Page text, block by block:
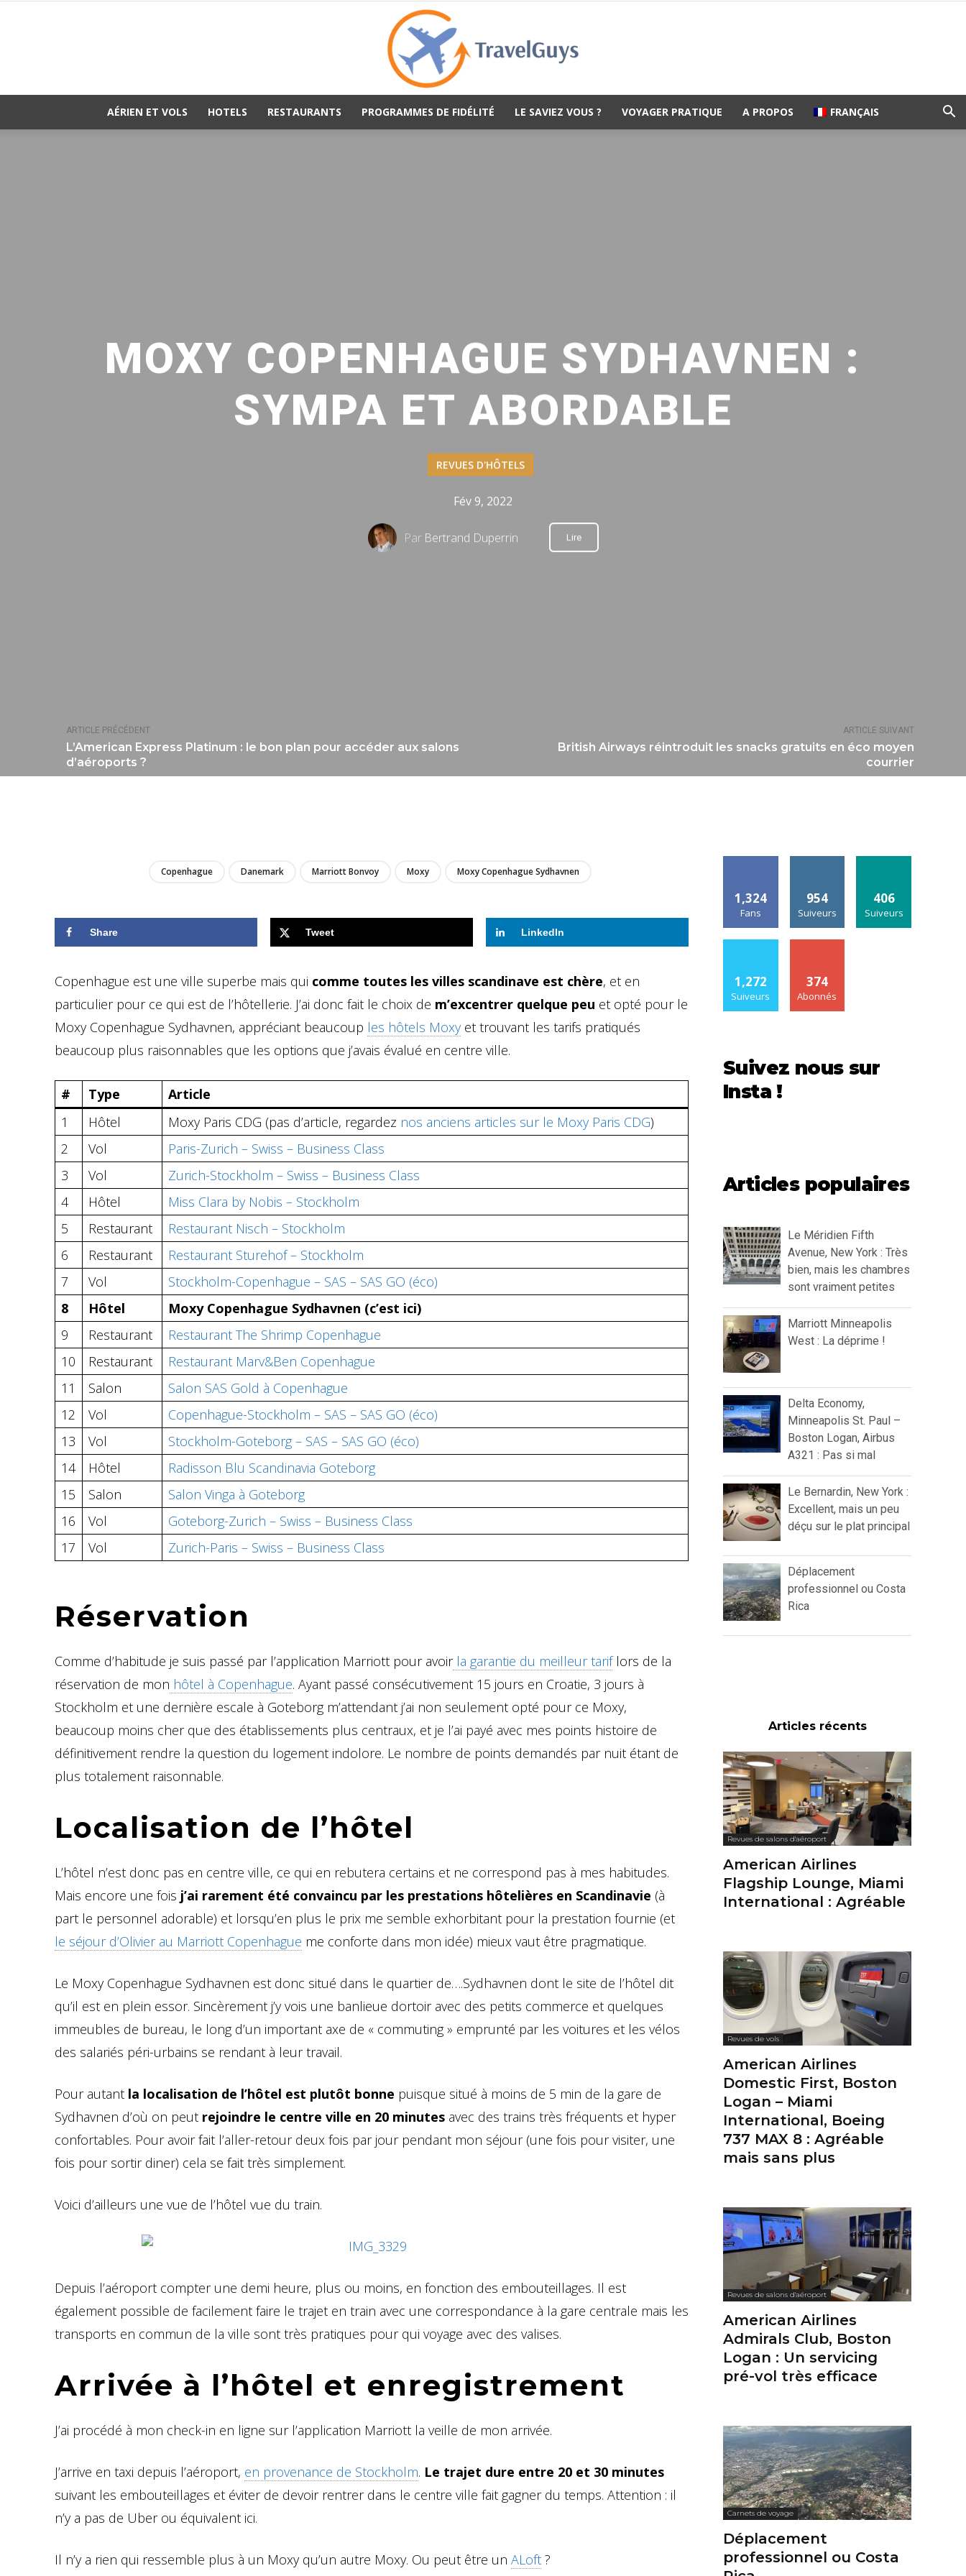
AÉRIEN ET VOLS HOTELS RESTAURANTS PROGRAMMES DE FIDÉLITÉ LE SAVIEZ VOUS ? VOYAGER PRATIQUE A PROPOS FRANÇAIS
ARTICLE PRÉCÉDENT
L’American Express Platinum : le bon plan pour accéder aux salons
d’aéroports ?
ARTICLE SUIVANT
British Airways réintroduit les snacks gratuits en éco moyen
courrier
MOXY COPENHAGUE SYDHAVNEN :
SYMPA ET ABORDABLE
REVUES D'HÔTELS
Fév 9, 2022
Par Bertrand Duperrin Lire
Copenhague Danemark Marriott Bonvoy Moxy Moxy Copenhague Sydhavnen
Share Tweet LinkedIn
Copenhague est une ville superbe mais qui comme toutes les villes scandinave est chère, et en
particulier pour ce qui est de l’hôtellerie. J’ai donc fait le choix de m’excentrer quelque peu et opté pour le
Moxy Copenhague Sydhavnen, appréciant beaucoup les hôtels Moxy et trouvant les tarifs pratiqués
beaucoup plus raisonnables que les options que j’avais évalué en centre ville.
# Type
Article
1
Hôtel Moxy Paris CDG (pas d’article, regardez nos anciens articles sur le Moxy Paris CDG)
2
Vol
Paris-Zurich – Swiss – Business Class
3
Vol
Zurich-Stockholm – Swiss – Business Class
4
Hôtel
Miss Clara by Nobis – Stockholm
5
Restaurant
Restaurant Nisch – Stockholm
6
Restaurant
Restaurant Sturehof – Stockholm
7
Vol
Stockholm-Copenhague – SAS – SAS GO (éco)
8
Hôtel Moxy Copenhague Sydhavnen (c’est ici)
9
Restaurant
Restaurant The Shrimp Copenhague
10
Restaurant
Restaurant Marv&Ben Copenhague
11
Salon
Salon SAS Gold à Copenhague
12
Vol
Copenhague-Stockholm – SAS – SAS GO (éco)
13
Vol
Stockholm-Goteborg – SAS – SAS GO (éco)
14
Hôtel
Radisson Blu Scandinavia Goteborg
15
Salon
Salon Vinga à Goteborg
16
Vol
Goteborg-Zurich – Swiss – Business Class
17
Vol Zurich-Paris – Swiss – Business Class
Réservation
Comme d’habitude je suis passé par l’application Marriott pour avoirla garantie du meilleur tariflors de la
réservation de mon hôtel à Copenhague. Ayant passé consécutivement 15 jours en Croatie, 3 jours à
Stockholm et une dernière escale à Goteborg m’attendant j’ai non seulement opté pour ce Moxy,
beaucoup moins cher que des établissements plus centraux, et je l’ai payé avec mes points histoire de
définitivement rendre la question du logement indolore. Le nombre de points demandés par nuit étant de
plus totalement raisonnable.
Localisation de l’hôtel
L’hôtel n’est donc pas en centre ville, ce qui en rebutera certains et ne correspond pas à mes habitudes.
Mais encore une fois j’ai rarement été convaincu par les prestations hôtelières en Scandinavie (à
part le personnel adorable) et lorsqu’en plus le prix me semble exhorbitant pour la prestation fournie (et
le séjour d’Olivier au Marriott Copenhague me conforte dans mon idée) mieux vaut être pragmatique.
Le Moxy Copenhague Sydhavnen est donc situé dans le quartier de….Sydhavnen dont le site de l’hôtel dit
qu’il est en plein essor. Sincèrement j’y vois une banlieue dortoir avec des petits commerce et quelques
immeubles de bureau, le long d’un important axe de « commuting » emprunté par les voitures et les vélos
des salariés péri-urbains se rendant à leur travail.
Pour autant la localisation de l’hôtel est plutôt bonne puisque situé à moins de 5 min de la gare de
Sydhavnen d’où on peut rejoindre le centre ville en 20 minutes avec des trains très fréquents et hyper
confortables. Pour avoir fait l’aller-retour deux fois par jour pendant mon séjour (une fois pour visiter, une
fois pour sortir diner) cela se fait très simplement.
Voici d’ailleurs une vue de l’hôtel vue du train.
Depuis l’aéroport compter une demi heure, plus ou moins, en fonction des embouteillages. Il est
également possible de facilement faire le trajet en train avec une correspondance à la gare centrale mais les
transports en commun de la ville sont très pratiques pour qui voyage avec des valises.
Arrivée à l’hôtel et enregistrement
J’ai procédé à mon check-in en ligne sur l’application Marriott la veille de mon arrivée.
J’arrive en taxi depuis l’aéroport, en provenance de Stockholm. Le trajet dure entre 20 et 30 minutes
suivant les embouteillages et éviter de devoir rentrer dans le centre ville fait gagner du temps. Attention : il
n’y a pas de Uber ou équivalent ici.
Il n’y a rien qui ressemble plus à un Moxy qu’un autre Moxy. Ou peut être un ALoft ?
1,324
Fans
954
Suiveurs
406
Suiveurs
1,272
Suiveurs
374
Abonnés
Suivez nous sur
Insta !
Articles populaires
Le Méridien Fifth
Avenue, New York : Très
bien, mais les chambres
sont vraiment petites
Marriott Minneapolis
West : La déprime !
Delta Economy,
Minneapolis St. Paul –
Boston Logan, Airbus
A321 : Pas si mal
Le Bernardin, New York :
Excellent, mais un peu
déçu sur le plat principal
Déplacement
professionnel ou Costa
Rica
Articles récents
Revues de salons d'aéroport
American Airlines
Flagship Lounge, Miami
International : Agréable
Revues de vols
American Airlines
Domestic First, Boston
Logan – Miami
International, Boeing
737 MAX 8 : Agréable
mais sans plus
Revues de salons d'aéroport
American Airlines
Admirals Club, Boston
Logan : Un servicing
pré-vol très efficace
Carnets de voyage
Déplacement
professionnel ou Costa